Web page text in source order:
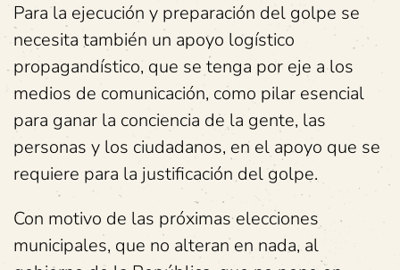
Para la ejecución y preparación del golpe se
necesita también un apoyo logístico
propagandístico, que se tenga por eje a los
medios de comunicación, como pilar esencial
para ganar la conciencia de la gente, las
personas y los ciudadanos, en el apoyo que se
requiere para la justificación del golpe.
Con motivo de las próximas elecciones
municipales, que no alteran en nada, al